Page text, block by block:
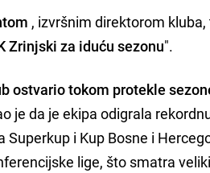
, izvršnim direktorom kluba,
Zrinjski za iduću sezonu".
ostvario tokom protekle
je da je ekipa odigrala
i Kup Bosne i
lige, što smatra